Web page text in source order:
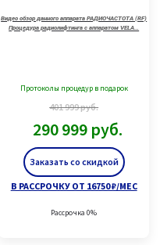
Заказать со скидкой
Видео обзор данного аппарата РАДИОЧАСТОТА (RF)
Процедура радиолифтинга с аппаратом VELA…
Протоколы процедур в подарок
401 999руб.
290 999 руб.
В РАССРОЧКУ ОТ 16750 ₽/МЕС
Рассрочка 0%